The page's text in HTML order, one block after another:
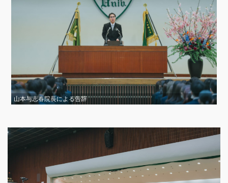
山本与志春院長による告辞